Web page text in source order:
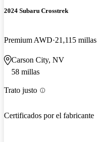
2024 Subaru Crosstrek
Premium AWD 21,115 millas
Carson City, NV
58 millas
Trato justo
Certificados por el fabricante